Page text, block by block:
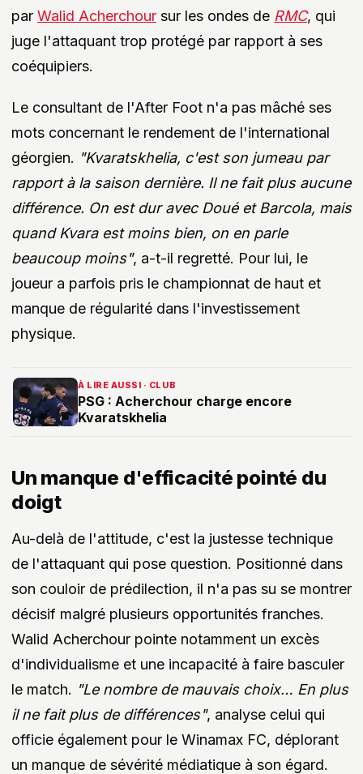
par Walid Acherchour sur les ondes de RMC, qui
juge l'attaquant trop protégé par rapport à ses
coéquipiers.
Le consultant de l'After Foot n'a pas mâché ses
mots concernant le rendement de l'international
géorgien. "Kvaratskhelia, c'est son jumeau par
rapport à la saison dernière. Il ne fait plus aucune
différence. On est dur avec Doué et Barcola, mais
quand Kvara est moins bien, on en parle
beaucoup moins", a-t-il regretté. Pour lui, le
joueur a parfois pris le championnat de haut et
manque de régularité dans l'investissement
physique.
À LIRE AUSSI · CLUB
PSG : Acherchour charge encore
Kvaratskhelia
Un manque d'efficacité pointé du
doigt
Au-delà de l'attitude, c'est la justesse technique
de l'attaquant qui pose question. Positionné dans
son couloir de prédilection, il n'a pas su se montrer
décisif malgré plusieurs opportunités franches.
Walid Acherchour pointe notamment un excès
d'individualisme et une incapacité à faire basculer
le match. "Le nombre de mauvais choix… En plus
il ne fait plus de différences", analyse celui qui
officie également pour le Winamax FC, déplorant
un manque de sévérité médiatique à son égard.